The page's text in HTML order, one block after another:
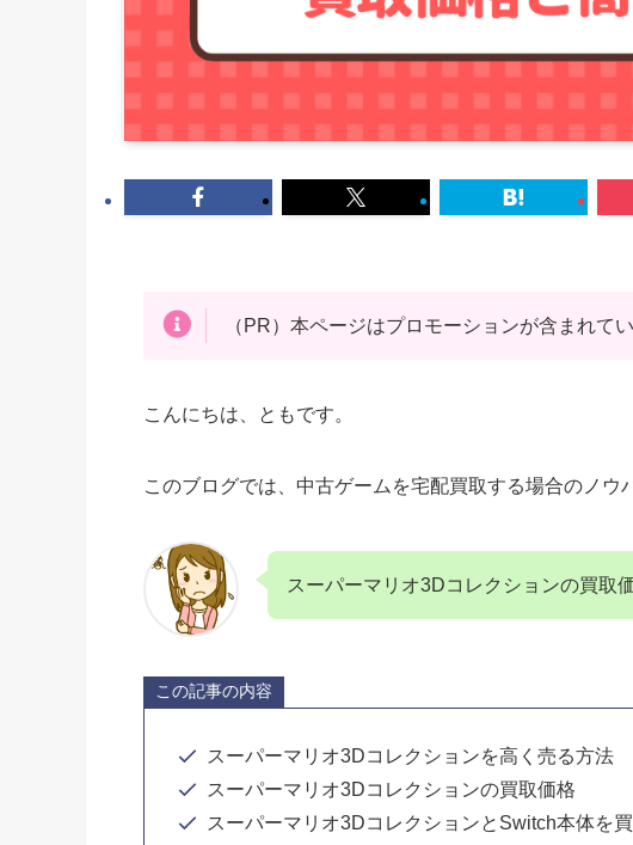
（PR）本ページはプロモーションが含まれてい
こんにちは、ともです。
このブログでは、中古ゲームを宅配買取する場合のノウ
スーパーマリオ3Dコレクションの買取
この記事の内容
スーパーマリオ3Dコレクションを高く売る方法
スーパーマリオ3Dコレクションの買取価格
スーパーマリオ3DコレクションとSwitch本体を